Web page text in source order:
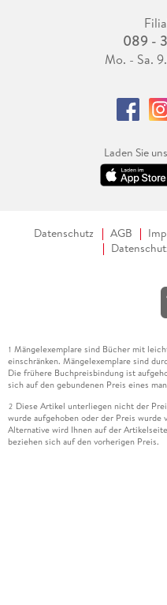
089 -
Mo. - Sa.
Laden Sie
Datenschutz AGB
1 Mängelexemplare sind Bücher mit
einschränken. Mängelexemplare sind
Die frühere Buchpreisbindung ist
sich auf den gebundenen Preis eines
2 Diese Artikel unterliegen nicht der
wurde aufgehoben oder der Preis
Alternative wird Ihnen auf der
beziehen sich auf den vorherigen Preis.